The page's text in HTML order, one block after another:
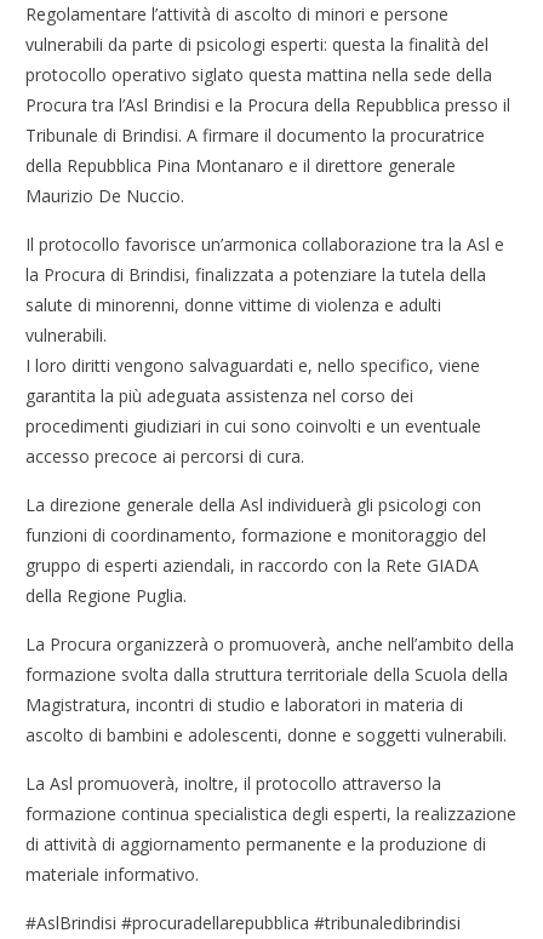
Regolamentare l’attività di ascolto di minori e persone
vulnerabili da parte di psicologi esperti: questa la finalità del
protocollo operativo siglato questa mattina nella sede della
Procura tra l’Asl Brindisi e la Procura della Repubblica presso il
Tribunale di Brindisi. A firmare il documento la procuratrice
della Repubblica Pina Montanaro e il direttore generale
Maurizio De Nuccio.
Il protocollo favorisce un’armonica collaborazione tra la Asl e
la Procura di Brindisi, finalizzata a potenziare la tutela della
salute di minorenni, donne vittime di violenza e adulti
vulnerabili.
I loro diritti vengono salvaguardati e, nello specifico, viene
garantita la più adeguata assistenza nel corso dei
procedimenti giudiziari in cui sono coinvolti e un eventuale
accesso precoce ai percorsi di cura.
La direzione generale della Asl individuerà gli psicologi con
funzioni di coordinamento, formazione e monitoraggio del
gruppo di esperti aziendali, in raccordo con la Rete GIADA
della Regione Puglia.
La Procura organizzerà o promuoverà, anche nell’ambito della
formazione svolta dalla struttura territoriale della Scuola della
Magistratura, incontri di studio e laboratori in materia di
ascolto di bambini e adolescenti, donne e soggetti vulnerabili.
La Asl promuoverà, inoltre, il protocollo attraverso la
formazione continua specialistica degli esperti, la realizzazione
di attività di aggiornamento permanente e la produzione di
materiale informativo.
#AslBrindisi #procuradellarepubblica #tribunaledibrindisi